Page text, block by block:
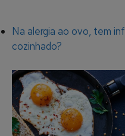
Na alergia ao ovo, tem
cozinhado?